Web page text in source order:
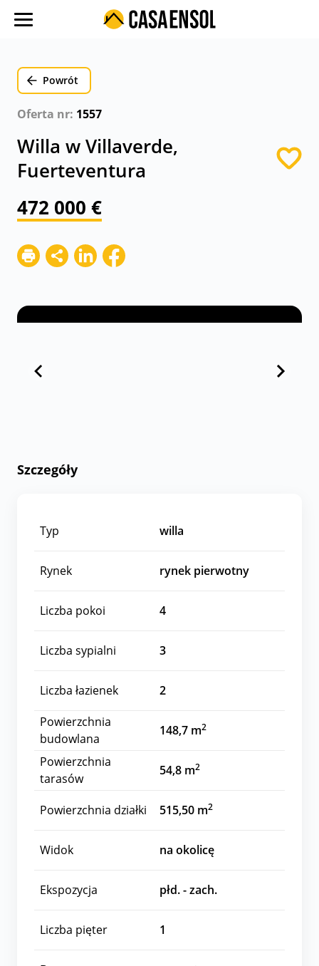
Oferty w regionach
Ulubione oferty
Proces zakupu
Koszty
Kontakt
Powrót
Oferta nr: 1557
Willa w Villaverde,
Fuerteventura
472 000 €
Szczegóły
Typ willa
Rynek rynek pierwotny
Liczba pokoi 4
Liczba sypialni 3
Liczba łazienek
2
Powierzchnia
budowlana
148,7 m2
Powierzchnia
tarasów
54,8 m2
Powierzchnia działki 515,50 m2
Widok na okolicę
Ekspozycja płd. - zach.
Liczba pięter 1